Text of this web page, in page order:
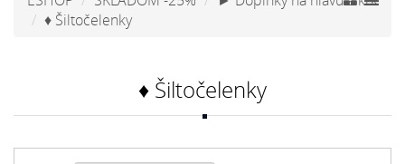
♦ Šiltočelenky
♦ Šiltočelenky